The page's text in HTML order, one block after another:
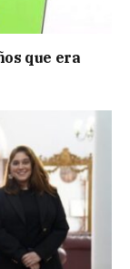
que era